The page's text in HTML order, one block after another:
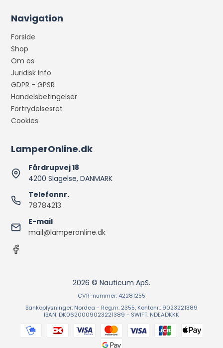
Navigation
Forside
Shop
Om os
Juridisk info
GDPR - GPSR
Handelsbetingelser
Fortrydelsesret
Cookies
LamperOnline.dk
Fårdrupvej 18
4200 Slagelse, DANMARK
Telefonnr.
78784213
E-mail
mail@lamperonline.dk
2026 © Nauticum ApS.
CVR-nummer: 42281255
Bankoplysninger: Nordea - Reg.nr. 2355, Kontonr.: 9023221389
IBAN: DK0620009023221389 - SWIFT: NDEADKKK